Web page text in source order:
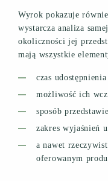
Wyrok pokazuje
wystarcza analiza
okoliczności jej
mają wszystkie
czas
możliwość ich
sposób
zakres wyjaśnień
a nawet
oferowanym